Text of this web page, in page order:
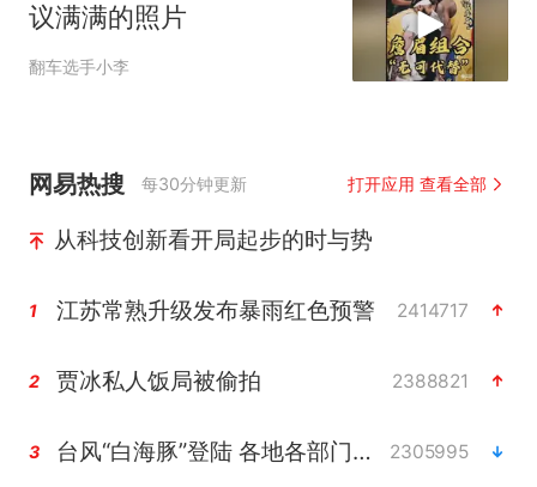
议满满的照片
翻车选手小李
网易热搜 每30分钟更新 打开应用 查看全部
从科技创新看开局起步的时与势
1 江苏常熟升级发布暴雨红色预警 2414717
2 贾冰私人饭局被偷拍 2388821
3 台风“白海豚”登陆 各地各部门全力应对 2305995